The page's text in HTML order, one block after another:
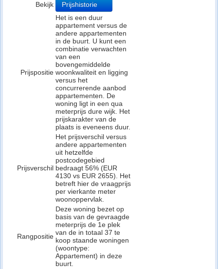
Bekijk Prijshistorie
Prijspositie
Het is een duur
appartement versus de
andere appartementen
in de buurt. U kunt een
combinatie verwachten
van een
bovengemiddelde
woonkwaliteit en ligging
versus het
concurrerende aanbod
appartementen. De
woning ligt in een qua
meterprijs dure wijk. Het
prijskarakter van de
plaats is eveneens duur.
Prijsverschil
Het prijsverschil versus
andere appartementen
uit hetzelfde
postcodegebied
bedraagt 56% (EUR
4130 vs EUR 2655). Het
betreft hier de vraagprijs
per vierkante meter
woonoppervlak.
Rangpositie
Deze woning bezet op
basis van de gevraagde
meterprijs de 1e plek
van de in totaal 37 te
koop staande woningen
(woontype:
Appartement) in deze
buurt.